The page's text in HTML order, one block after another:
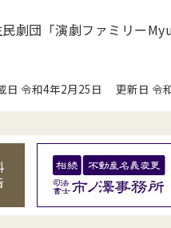
劇団「演劇ファミリーMyu
日 令和4年2月25日 更新日 令